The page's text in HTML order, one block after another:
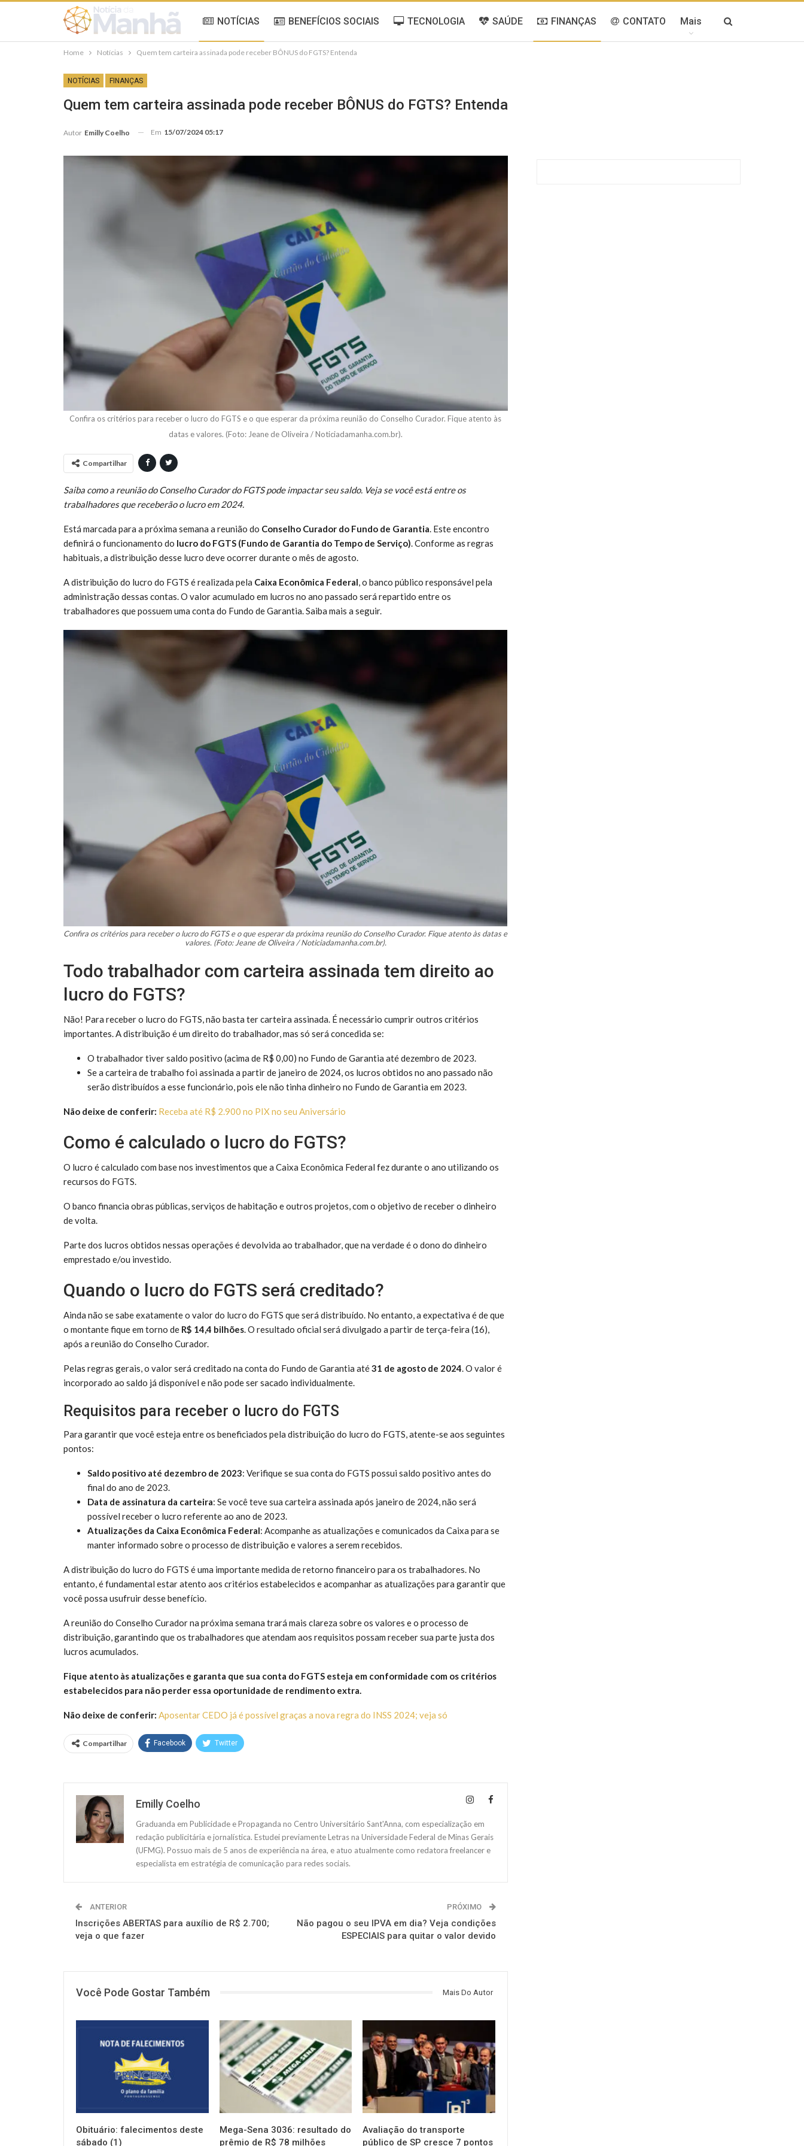
NOTÍCIAS BENEFÍCIOS SOCIAIS TECNOLOGIA SAÚDE FINANÇAS CONTATO Mais
Home Notícias Quem tem carteira assinada pode receber BÔNUS do FGTS? Entenda
NOTÍCIAS FINANÇAS
Quem tem carteira assinada pode receber BÔNUS do FGTS? Entenda
Autor Emilly Coelho Em 15/07/2024 05:17
Confira os critérios para receber o lucro do FGTS e o que esperar da próxima reunião do Conselho Curador. Fique atento às
datas e valores. (Foto: Jeane de Oliveira / Noticiadamanha.com.br).
Compartilhar
Saiba como a reunião do Conselho Curador do FGTS pode impactar seu saldo. Veja se você está entre os
trabalhadores que receberão o lucro em 2024.
Está marcada para a próxima semana a reunião do Conselho Curador do Fundo de Garantia. Este encontro
definirá o funcionamento do lucro do FGTS (Fundo de Garantia do Tempo de Serviço). Conforme as regras
habituais, a distribuição desse lucro deve ocorrer durante o mês de agosto.
A distribuição do lucro do FGTS é realizada pela Caixa Econômica Federal, o banco público responsável pela
administração dessas contas. O valor acumulado em lucros no ano passado será repartido entre os
trabalhadores que possuem uma conta do Fundo de Garantia. Saiba mais a seguir.
Confira os critérios para receber o lucro do FGTS e o que esperar da próxima reunião do Conselho Curador. Fique atento às datas e
valores. (Foto: Jeane de Oliveira / Noticiadamanha.com.br).
Todo trabalhador com carteira assinada tem direito ao
lucro do FGTS?
Não! Para receber o lucro do FGTS, não basta ter carteira assinada. É necessário cumprir outros critérios
importantes. A distribuição é um direito do trabalhador, mas só será concedida se:
O trabalhador tiver saldo positivo (acima de R$ 0,00) no Fundo de Garantia até dezembro de 2023.
Se a carteira de trabalho foi assinada a partir de janeiro de 2024, os lucros obtidos no ano passado não
serão distribuídos a esse funcionário, pois ele não tinha dinheiro no Fundo de Garantia em 2023.
Não deixe de conferir: Receba até R$ 2.900 no PIX no seu Aniversário
Como é calculado o lucro do FGTS?
O lucro é calculado com base nos investimentos que a Caixa Econômica Federal fez durante o ano utilizando os
recursos do FGTS.
O banco financia obras públicas, serviços de habitação e outros projetos, com o objetivo de receber o dinheiro
de volta.
Parte dos lucros obtidos nessas operações é devolvida ao trabalhador, que na verdade é o dono do dinheiro
emprestado e/ou investido.
Quando o lucro do FGTS será creditado?
Ainda não se sabe exatamente o valor do lucro do FGTS que será distribuído. No entanto, a expectativa é de que
o montante fique em torno de R$ 14,4 bilhões. O resultado oficial será divulgado a partir de terça-feira (16),
após a reunião do Conselho Curador.
Pelas regras gerais, o valor será creditado na conta do Fundo de Garantia até31 de agosto de 2024. O valor é
incorporado ao saldo já disponível e não pode ser sacado individualmente.
Requisitos para receber o lucro do FGTS
Para garantir que você esteja entre os beneficiados pela distribuição do lucro do FGTS, atente-se aos seguintes
pontos:
Saldo positivo até dezembro de 2023: Verifique se sua conta do FGTS possui saldo positivo antes do
final do ano de 2023.
Data de assinatura da carteira: Se você teve sua carteira assinada após janeiro de 2024, não será
possível receber o lucro referente ao ano de 2023.
Atualizações da Caixa Econômica Federal: Acompanhe as atualizações e comunicados da Caixa para se
manter informado sobre o processo de distribuição e valores a serem recebidos.
A distribuição do lucro do FGTS é uma importante medida de retorno financeiro para os trabalhadores. No
entanto, é fundamental estar atento aos critérios estabelecidos e acompanhar as atualizações para garantir que
você possa usufruir desse benefício.
A reunião do Conselho Curador na próxima semana trará mais clareza sobre os valores e o processo de
distribuição, garantindo que os trabalhadores que atendam aos requisitos possam receber sua parte justa dos
lucros acumulados.
Fique atento às atualizações e garanta que sua conta do FGTS esteja em conformidade com os critérios
estabelecidos para não perder essa oportunidade de rendimento extra.
Não deixe de conferir: Aposentar CEDO já é possível graças a nova regra do INSS 2024; veja só
Compartilhar Facebook Twitter
Emilly Coelho
Graduanda em Publicidade e Propaganda no Centro Universitário Sant'Anna, com especialização em
redação publicitária e jornalística. Estudei previamente Letras na Universidade Federal de Minas Gerais
(UFMG). Possuo mais de 5 anos de experiência na área, e atuo atualmente como redatora freelancer e
especialista em estratégia de comunicação para redes sociais.
ANTERIOR
Inscrições ABERTAS para auxílio de R$ 2.700;
veja o que fazer
PRÓXIMO
Não pagou o seu IPVA em dia? Veja condições
ESPECIAIS para quitar o valor devido
Você Pode Gostar Também Mais Do Autor
Obituário: falecimentos deste
sábado (1)
NOTÍCIAS
Mega-Sena 3036: resultado do
prêmio de R$ 78 milhões
Avaliação do transporte
público de SP cresce 7 pontos